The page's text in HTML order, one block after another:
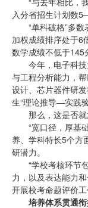
入分省招生计划数
“单科破格”多
加权成绩排序处于6
数学成绩不低于145
今年，电子科
与工程分析能力，
设计、芯片器件研
生“理论推导—实践
那么，这是否就
“宽口径，厚基
养、学科特长5个方
研潜力。
“学校考核环节
力，以及表达能力
开展校考命题评价
培养体系贯通